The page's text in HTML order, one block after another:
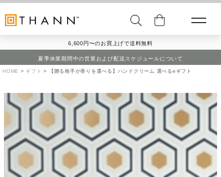
6,600円〜のお買上げで送料無料
夏季休業期間中の営業および配送スケジュールについて
HOME ギフト 【贈る相手が香りを選べる】ハンドクリーム 選べるeギフト